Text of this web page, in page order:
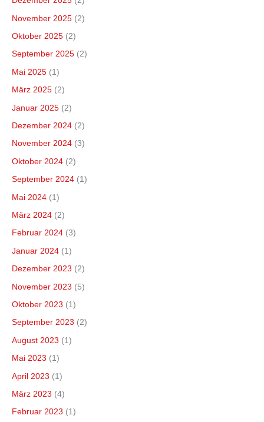
November 2025 (2)
Oktober 2025 (2)
September 2025 (2)
Mai 2025 (1)
März 2025 (2)
Januar 2025 (2)
Dezember 2024 (2)
November 2024 (3)
Oktober 2024 (2)
September 2024 (1)
Mai 2024 (1)
März 2024 (2)
Februar 2024 (3)
Januar 2024 (1)
Dezember 2023 (2)
November 2023 (5)
Oktober 2023 (1)
September 2023 (2)
August 2023 (1)
Mai 2023 (1)
April 2023 (1)
März 2023 (4)
Februar 2023 (1)